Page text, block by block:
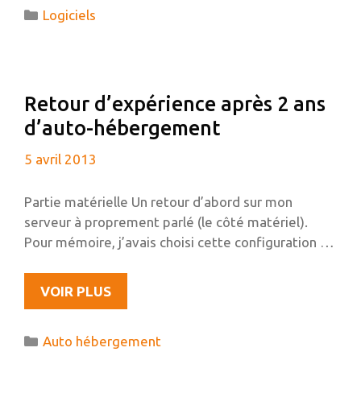
CLÉ
USB
Catégories
Logiciels
Retour d’expérience après 2 ans
d’auto-hébergement
5 avril 2013
Partie matérielle Un retour d’abord sur mon
serveur à proprement parlé (le côté matériel).
Pour mémoire, j’avais choisi cette configuration …
VOIR PLUSRETOUR
D’EXPÉRIENCE
2
Catégories
Auto hébergement